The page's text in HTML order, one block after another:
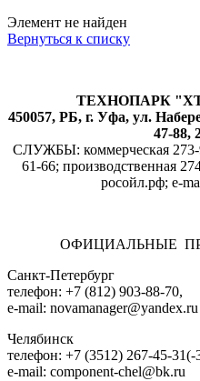
Элемент не найден
Вернуться к списку
ТЕХНОПАРК
450057, РБ, г. Уфа, ул.
47-88,
СЛУЖБЫ: коммерческая 273-
61-66; производственная
росойл.рф; e-
ОФИЦИАЛЬНЫЕ
Санкт-Петербург
телефон: +7 (812) 903-88-70,
e-mail: novamanager@yandex.ru
Челябинск
телефон: +7 (3512) 267-45-31(-
e-mail: component-chel@bk.ru